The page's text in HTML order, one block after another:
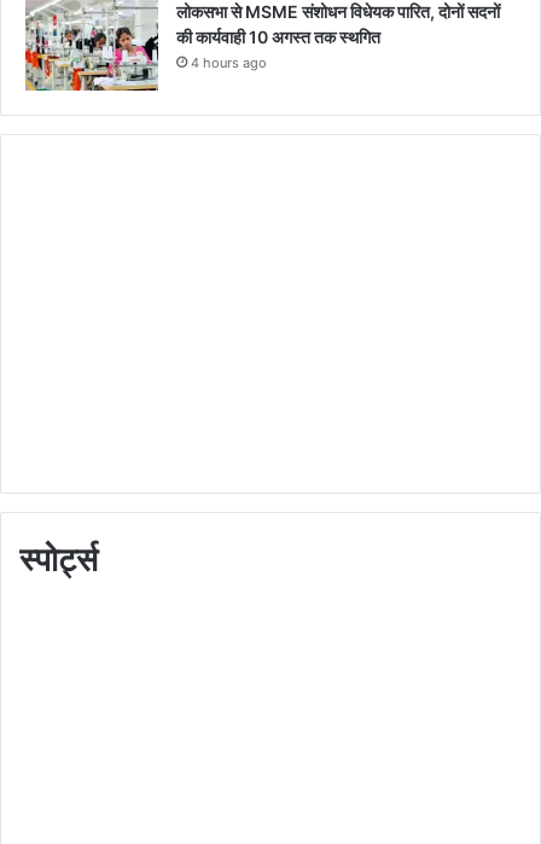
लोकसभा से MSME संशोधन विधेयक पारित, दोनों सदनों
की कार्यवाही 10 अगस्त तक स्थगित
4 hours ago
स्पोर्ट्स